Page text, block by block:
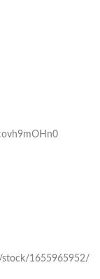
stock/1655965952/